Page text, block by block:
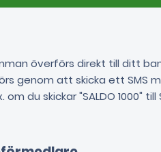
överförs direkt till ditt
genom att skicka ett SMS
om du skickar "SALDO 1000"